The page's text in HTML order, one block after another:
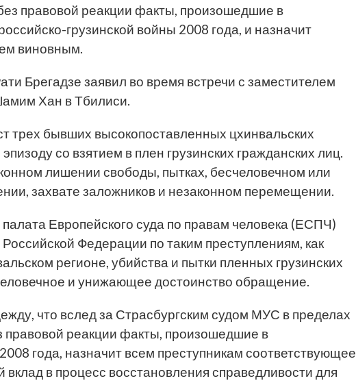
правовой реакции факты, произошедшие в
грузинской войны 2008 года, и назначит
виновным.
Брегадзе заявил во время встречи с заместителем
Хан в Тбилиси.
бывших высокопоставленных цхинвальских
со взятием в плен грузинских гражданских лиц.
лишении свободы, пытках, бесчеловечном или
захвате заложников и незаконном перемещении.
Европейского суда по правам человека (ЕСПЧ)
Федерации по таким преступлениям, как
регионе, убийства и пытки пленных грузинских
и унижающее достоинство обращение.
что вслед за Страсбургским судом МУС в пределах
правовой реакции факты, произошедшие в
года, назначит всем преступникам соответствующее
вклад в процесс восстановления справедливости для